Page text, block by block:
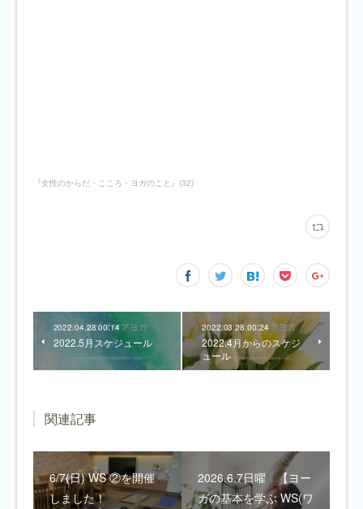
『女性のからだ・こころ・ヨガのこと』 (32)
2022.04.28 00:14
2022.5月スケジュール
2022.03.28 00:24
2022.4月からのスケジ
ュール
関連記事
6/7(日) WS ②を開催
しました！
2026.6.7日曜 【ヨー
ガの基本を学ぶ WS(ワ